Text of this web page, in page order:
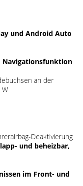
und Android Auto
Navigationsfunktion
an der
Deaktivierung
und beheizbar,
im Front- und